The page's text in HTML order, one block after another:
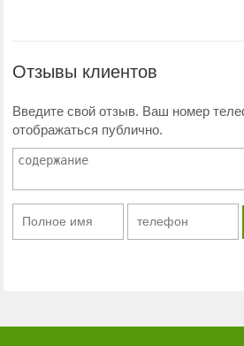
Отзывы клиентов
Введите свой отзыв. Ваш номер
отображаться публично.